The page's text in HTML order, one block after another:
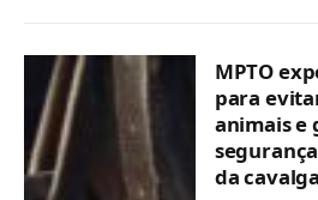
MPTO
para
animais e
da